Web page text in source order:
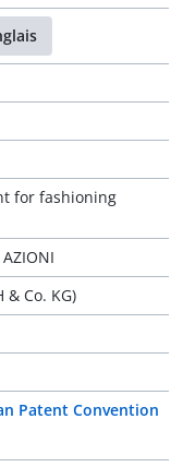
for fashioning
AZIONI
& Co. KG)
Patent Convention